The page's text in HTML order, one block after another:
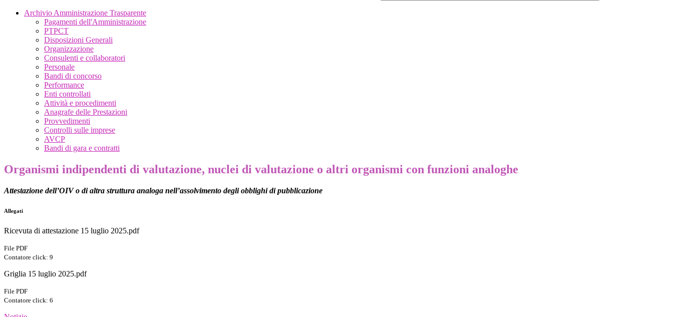
Archivio Amministrazione Trasparente
Pagamenti dell'Amministrazione
PTPCT
Disposizioni Generali
Organizzazione
Consulenti e collaboratori
Personale
Bandi di concorso
Performance
Enti controllati
Attività e procedimenti
Anagrafe delle Prestazioni
Provvedimenti
Controlli sulle imprese
AVCP
Bandi di gara e contratti
Organismi indipendenti di valutazione, nuclei di valutazione o altri organismi con funzioni analoghe
Attestazione dell’OIV o di altra struttura analoga nell’assolvimento degli obblighi di pubblicazione
Allegati
Ricevuta di attestazione 15 luglio 2025.pdf
File PDF
Contatore click: 9
Griglia 15 luglio 2025.pdf
File PDF
Contatore click: 6